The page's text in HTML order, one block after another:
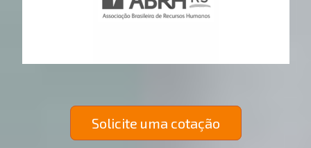
Solicite uma cotação